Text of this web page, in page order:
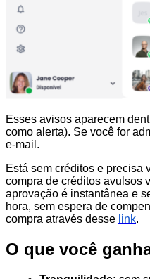
Esses avisos aparecem
como alerta). Se você for
e-mail.
Está sem créditos e precisa
compra de créditos avulsos
aprovação é instantânea e
hora, sem espera de
compra através desse link.
O que você